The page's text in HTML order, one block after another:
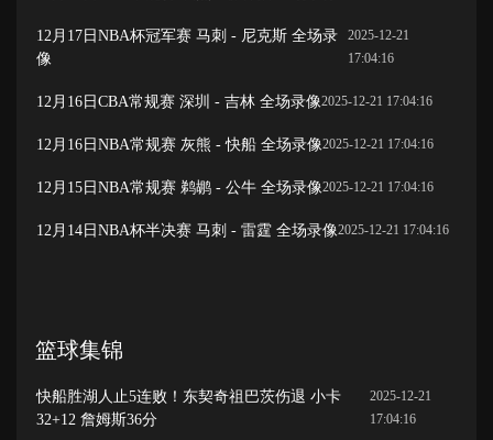
12月17日NBA杯冠军赛 马刺 - 尼克斯 全场录
像
2025-12-21
17:04:16
12月16日CBA常规赛 深圳 - 吉林 全场录像2025-12-21 17:04:16
12月16日NBA常规赛 灰熊 - 快船 全场录像2025-12-21 17:04:16
12月15日NBA常规赛 鹈鹕 - 公牛 全场录像2025-12-21 17:04:16
12月14日NBA杯半决赛 马刺 - 雷霆 全场录像2025-12-21 17:04:16
篮球集锦
快船胜湖人止5连败！东契奇祖巴茨伤退 小卡
32+12 詹姆斯36分
2025-12-21
17:04:16